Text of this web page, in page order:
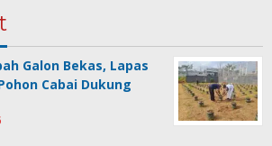
Galon Bekas, Lapas
Cabai Dukung